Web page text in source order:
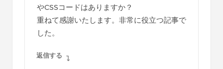
やCSSコードはありますか？
重ねて感謝いたします。非常に役立つ記事で
した。
返信する